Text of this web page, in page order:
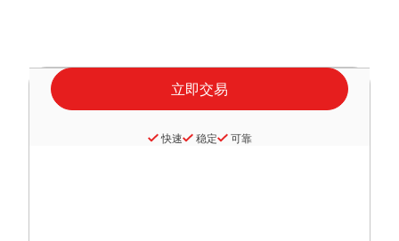
快速 稳定 可靠